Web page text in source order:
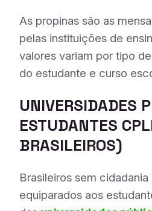
As propinas são as
pelas instituições de
valores variam por tipo
do estudante e curso
UNIVERSIDADES
ESTUDANTES
BRASILEIROS)
Brasileiros sem
equiparados aos